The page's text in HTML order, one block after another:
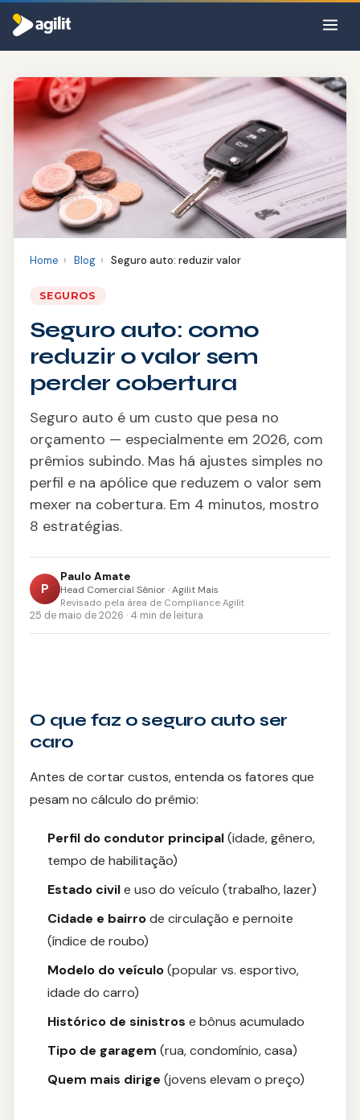
Por que a Agilit
Como funciona
Sobre nós
Produtos
CRÉDITO
Consignado INSS
Consignado Servidor
Consignado CLT
Antecipação do 13º
Crédito Imobiliário
Refinanciamento
Portabilidade
Crédito Pessoal
Auto
Agronegócio
Reforma
Serviços
SEGUROS
Residencial
Auto
Blog
⚡ Cotar seguro
Home › Blog › Seguro auto: reduzir valor
SEGUROS
Seguro auto: como
reduzir o valor sem
perder cobertura
Seguro auto é um custo que pesa no
orçamento — especialmente em 2026, com
prêmios subindo. Mas há ajustes simples no
perfil e na apólice que reduzem o valor sem
mexer na cobertura. Em 4 minutos, mostro
8 estratégias.
P
Paulo Amate
Head Comercial Sênior · Agilit Mais
Revisado pela área de Compliance Agilit
25 de maio de 2026 · 4 min de leitura
O que faz o seguro auto ser
caro
Antes de cortar custos, entenda os fatores que
pesam no cálculo do prêmio:
Perfil do condutor principal(idade, gênero,
tempo de habilitação)
Estado civile uso do veículo (trabalho, lazer)
Cidade e bairrode circulação e pernoite
(índice de roubo)
Modelo do veículo(popular vs. esportivo,
idade do carro)
Histórico de sinistros e bônus acumulado
Tipo de garagem (rua, condomínio, casa)
Quem mais dirige (jovens elevam o preço)